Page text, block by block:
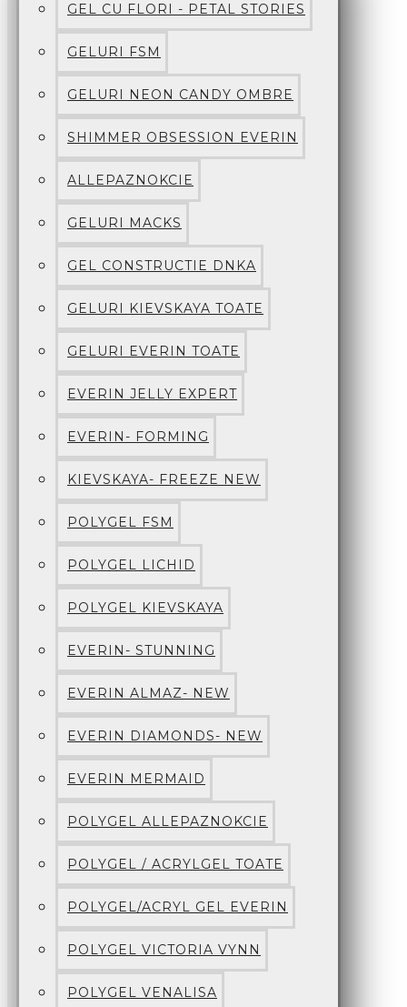
GEL CU FLORI - PETAL STORIES
GELURI FSM
GELURI NEON CANDY OMBRE
SHIMMER OBSESSION EVERIN
ALLEPAZNOKCIE
GELURI MACKS
GEL CONSTRUCTIE DNKA
GELURI KIEVSKAYA TOATE
GELURI EVERIN TOATE
EVERIN JELLY EXPERT
EVERIN- FORMING
KIEVSKAYA- FREEZE NEW
POLYGEL FSM
POLYGEL LICHID
POLYGEL KIEVSKAYA
EVERIN- STUNNING
EVERIN ALMAZ- NEW
EVERIN DIAMONDS- NEW
EVERIN MERMAID
POLYGEL ALLEPAZNOKCIE
POLYGEL / ACRYLGEL TOATE
POLYGEL/ACRYL GEL EVERIN
POLYGEL VICTORIA VYNN
POLYGEL VENALISA